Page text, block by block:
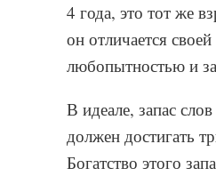
4 года, это тот же
он отличается своей
любопытностью и
В идеале, запас
должен достигать
Богатство этого